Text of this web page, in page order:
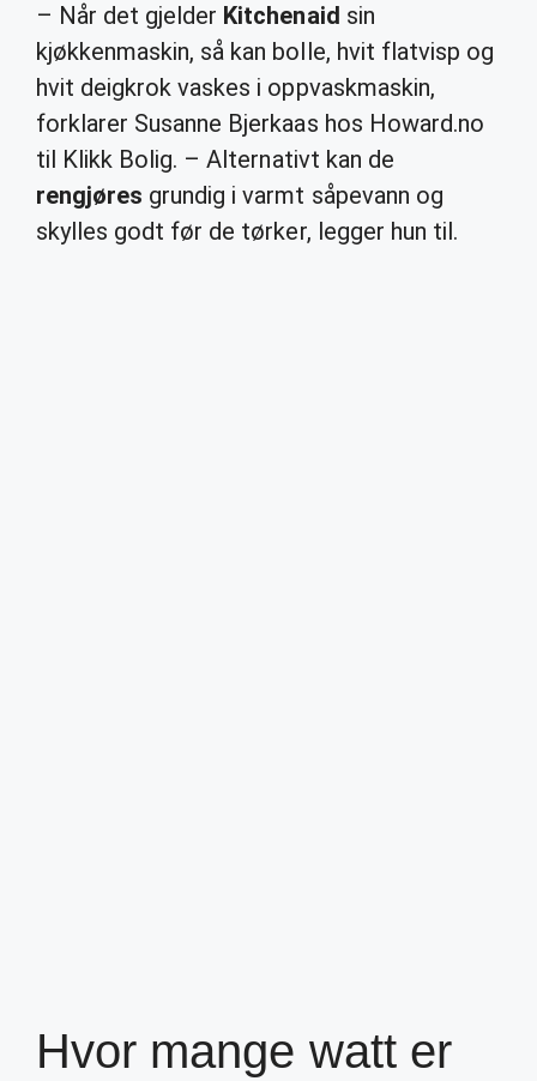
– Når det gjelder Kitchenaid sin
kjøkkenmaskin, så kan bolle, hvit flatvisp og
hvit deigkrok vaskes i oppvaskmaskin,
forklarer Susanne Bjerkaas hos Howard.no
til Klikk Bolig. – Alternativt kan de
rengjøres grundig i varmt såpevann og
skylles godt før de tørker, legger hun til.
Hvor mange watt er